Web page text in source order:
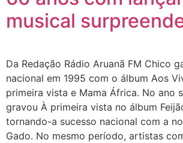
musical
Da Redação Rádio Aruanã FM Chico
nacional em 1995 com o álbum Aos
primeira vista e Mama África. No ano
gravou À primeira vista no álbum
tornando-a sucesso nacional com a
Gado. No mesmo período, artistas